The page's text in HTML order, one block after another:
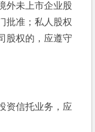
未上市企业股
批准；私人股权
股权的，应遵守
信托业务，应